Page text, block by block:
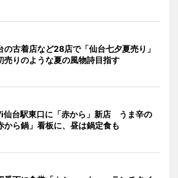
の古着店など28店で「仙台七夕夏売り」
りのような夏の風物詩目指す
仙台駅東口に「赤から」新店 うま辛の
から鍋」看板に、昼は鍋定食も